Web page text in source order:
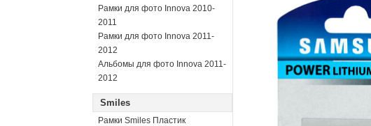
Рамки для фото Innova 2010-
2011
Рамки для фото Innova 2011-
2012
Альбомы для фото Innova 2011-
2012
Smiles
Рамки Smiles Пластик